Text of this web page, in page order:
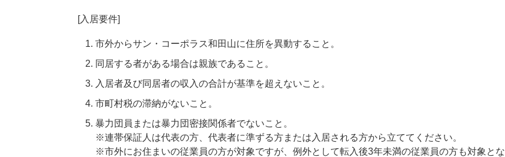
[入居要件]
市外からサン・コーポラス和田山に住所を異動すること。
同居する者がある場合は親族であること。
入居者及び同居者の収入の合計が基準を超えないこと。
市町村税の滞納がないこと。
暴力団員または暴力団密接関係者でないこと。
※連帯保証人は代表の方、代表者に準ずる方または入居される方から立ててください。
※市外にお住まいの従業員の方が対象ですが、例外として転入後3年未満の従業員の方も対象とな